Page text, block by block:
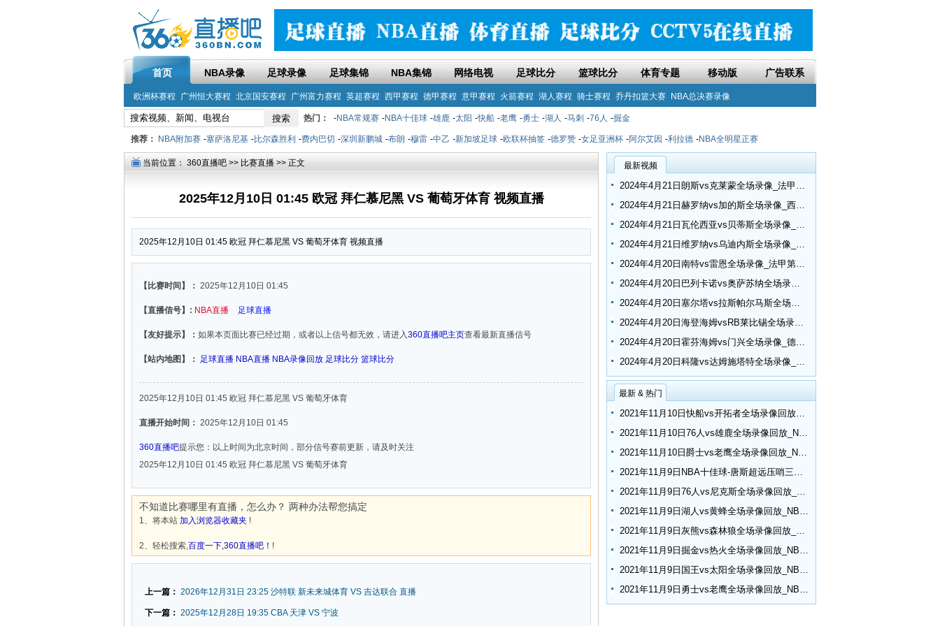
首页 NBA录像 足球录像 足球集锦 NBA集锦 网络电视 足球比分 篮球比分 体育专题 移动版 广告联系
欧洲杯赛程 广州恒大赛程 北京国安赛程 广州富力赛程 英超赛程 西甲赛程 德甲赛程 意甲赛程 火箭赛程 湖人赛程 骑士赛程 乔丹扣篮大赛 NBA总决赛录像
热门： -NBA常规赛 -NBA十佳球 -雄鹿 -太阳 -快船 -老鹰 -勇士 -湖人 -马刺 -76人 -掘金
推荐： NBA附加赛 -塞萨洛尼基 -比尔森胜利 -费内巴切 -深圳新鹏城 -布朗 -穆雷 -中乙 -新加坡足球 -欧联杯抽签 -德罗赞 -女足亚洲杯 -阿尔艾因 -利拉德 -NBA全明星正赛
当前位置： 360直播吧 >> 比赛直播 >> 正文
2025年12月10日 01:45 欧冠 拜仁慕尼黑 VS 葡萄牙体育 视频直播
2025年12月10日 01:45 欧冠 拜仁慕尼黑 VS 葡萄牙体育 视频直播
【比赛时间】： 2025年12月10日 01:45
【直播信号】: NBA直播 足球直播
【友好提示】： 如果本页面比赛已经过期，或者以上信号都无效，请进入360直播吧主页查看最新直播信号
【站内地图】： 足球直播 NBA直播 NBA录像回放 足球比分 篮球比分
2025年12月10日 01:45 欧冠 拜仁慕尼黑 VS 葡萄牙体育
直播开始时间： 2025年12月10日 01:45
360直播吧提示您：以上时间为北京时间，部分信号赛前更新，请及时关注
2025年12月10日 01:45 欧冠 拜仁慕尼黑 VS 葡萄牙体育
不知道比赛哪里有直播，怎么办？ 两种办法帮您搞定
1、将本站 加入浏览器收藏夹 !
2、轻松搜索,百度一下,360直播吧！ !
上一篇： 2026年12月31日 23:25 沙特联 新未来城体育 VS 吉达联合 直播
下一篇： 2025年12月28日 19:35 CBA 天津 VS 宁波
最新视频
2024年4月21日朗斯vs克莱蒙全场录像_法甲第30轮
2024年4月21日赫罗纳vs加的斯全场录像_西甲第32轮
2024年4月21日瓦伦西亚vs贝蒂斯全场录像_西甲第32轮
2024年4月21日维罗纳vs乌迪内斯全场录像_意甲第33轮
2024年4月20日南特vs雷恩全场录像_法甲第30轮
2024年4月20日巴列卡诺vs奥萨苏纳全场录像_西甲第32轮
2024年4月20日塞尔塔vs拉斯帕尔马斯全场录像_西甲第32轮
2024年4月20日海登海姆vsRB莱比锡全场录像_德甲第30轮
2024年4月20日霍芬海姆vs门兴全场录像_德甲第30轮
2024年4月20日科隆vs达姆施塔特全场录像_德甲第30轮
最新 & 热门
2021年11月10日快船vs开拓者全场录像回放_NBA常规赛
2021年11月10日76人vs雄鹿全场录像回放_NBA常规赛
2021年11月10日爵士vs老鹰全场录像回放_NBA常规赛
2021年11月9日NBA十佳球-唐斯超远压哨三分 小乔丹空接隔扣
2021年11月9日76人vs尼克斯全场录像回放_NBA常规赛
2021年11月9日湖人vs黄蜂全场录像回放_NBA常规赛
2021年11月9日灰熊vs森林狼全场录像回放_NBA常规赛
2021年11月9日掘金vs热火全场录像回放_NBA常规赛
2021年11月9日国王vs太阳全场录像回放_NBA常规赛
2021年11月9日勇士vs老鹰全场录像回放_NBA常规赛